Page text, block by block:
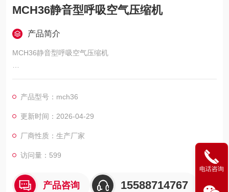
MCH36静音型呼吸空气压缩机
产品简介
MCH36静音型呼吸空气压缩机
型号:MCH36 SILENT（静音型呼吸空气压缩机）
产地:意大利
封闭结构，自动控制,可大大减少人为的误操作.MCH36 silent具
有极快的充气速度,适用于消防支队,化工厂等空气呼吸器配备较多
的单位建设空气呼吸器充气站.MCH36具有非常低的运转噪音,非
常适合安装在周围是生活区域
产品型号：mch36
更新时间：2026-04-29
厂商性质：生产厂家
访问量：599
产品咨询 15588714767
电话咨询